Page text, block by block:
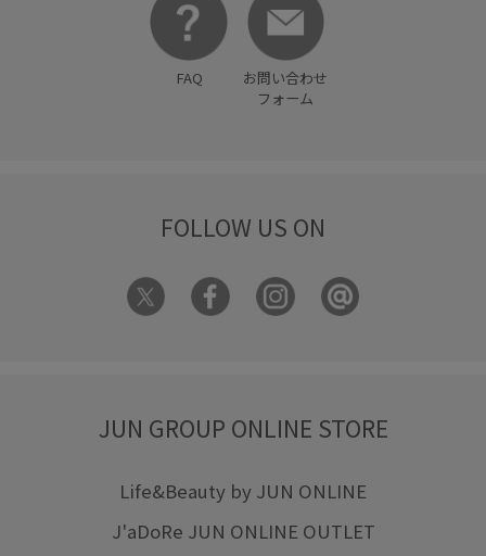
FAQ
お問い合わせ
フォーム
FOLLOW US ON
JUN GROUP ONLINE STORE
Life&Beauty by JUN ONLINE
J'aDoRe JUN ONLINE OUTLET